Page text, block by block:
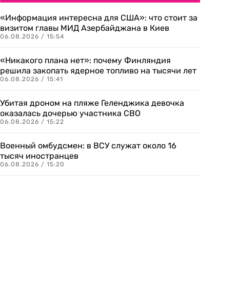
«Информация интересна для США»: что стоит за
визитом главы МИД Азербайджана в Киев
06.08.2026 / 15:54
«Никакого плана нет»: почему Финляндия
решила закопать ядерное топливо на тысячи лет
06.08.2026 / 15:41
Убитая дроном на пляже Геленджика девочка
оказалась дочерью участника СВО
06.08.2026 / 15:22
Военный омбудсмен: в ВСУ служат около 16
тысяч иностранцев
06.08.2026 / 15:20